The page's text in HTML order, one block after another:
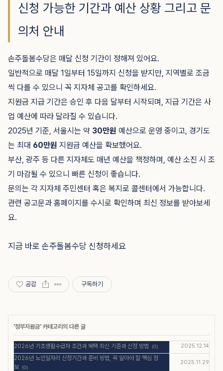
신청 가능한 기간과 예산 상황 그리고 문
의처 안내
손주돌봄수당은 매달 신청 기간이 정해져 있어요.
일반적으로 매달 1일부터 15일까지 신청을 받지만, 지역별로 조금
씩 다를 수 있으니 꼭 지자체 공고를 확인하세요.
지원금 지급 기간은 승인 후 다음 달부터 시작되며, 지급 기간은 사
업 예산에 따라 달라질 수 있습니다.
2025년 기준, 서울시는 약 30만원 예산으로 운영 중이고, 경기도
는 최대 60만원 지원금 예산을 확보했어요.
부산, 광주 등 다른 지자체도 매년 예산을 책정하며, 예산 소진 시 조
기 마감될 수 있으니 빠른 신청이 좋습니다.
문의는 각 지자체 주민센터 혹은 복지로 콜센터에서 가능합니다.
관련 공고문과 홈페이지를 수시로 확인하며 최신 정보를 받아보세
요.
지금 바로 손주돌봄수당 신청하세요
공감 구독하기
'정부지원금' 카테고리의 다른 글
2026년 기초생활수급자 조건과 혜택 최신 기준과 신청 방법 (0) 2025.12.14
2026년 노인일자리 신청기간과 준비 방법, 꼭 알아야 할 핵심 정
보 (0)
2025.11.29